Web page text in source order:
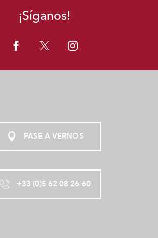
¡Síganos!
PASE A VERNOS
+33 (0)5 62 08 26 60